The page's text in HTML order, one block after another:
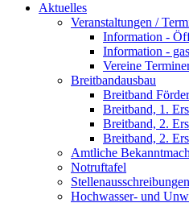
Aktuelles
Veranstaltungen /
Information -
Information -
Vereine
Breitbandausbau
Breitband
Breitband, 1.
Breitband, 2.
Breitband, 2.
Amtliche
Notruftafel
Stellenausschreibungen
Hochwasser- und